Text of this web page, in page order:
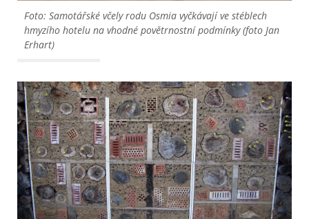
Foto: Samotářské včely rodu Osmia vyčkávají ve stéblech
hmyzího hotelu na vhodné povětrnostní podmínky (foto Jan
Erhart)